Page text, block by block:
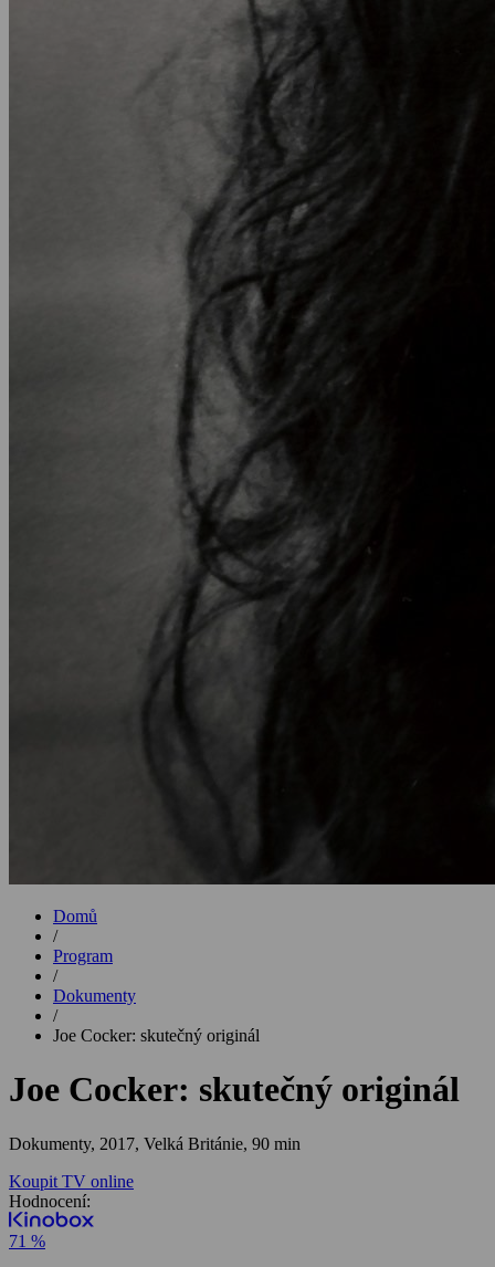
Domů
/
Program
/
Dokumenty
/
Joe Cocker: skutečný originál
Joe Cocker: skutečný originál
Dokumenty, 2017, Velká Británie, 90 min
Koupit TV online
Hodnocení:
71 %